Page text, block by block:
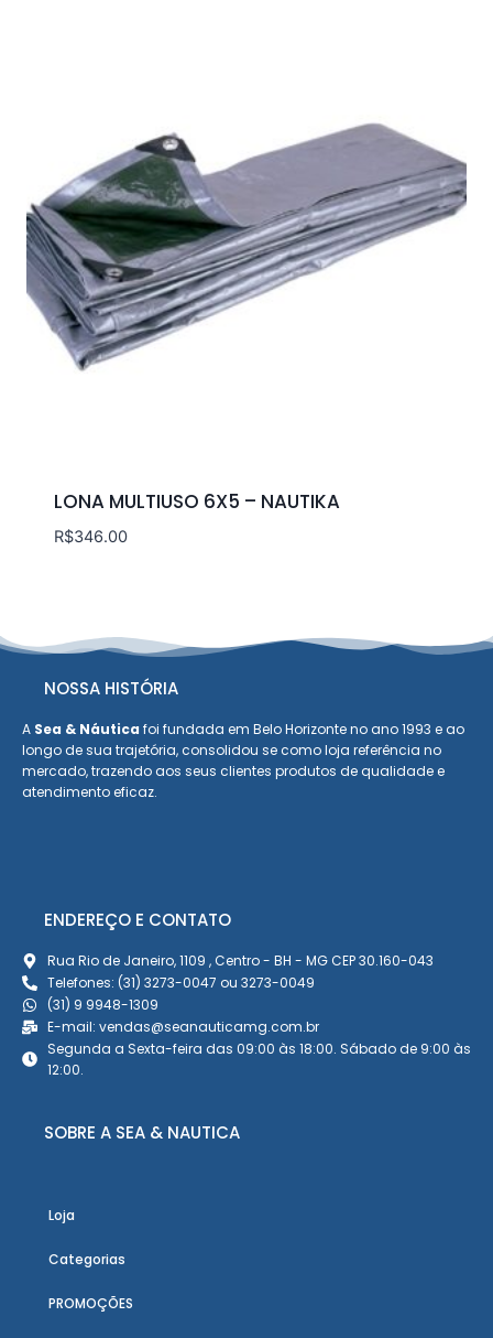
LONA MULTIUSO 6X5 – NAUTIKA
R$346.00
NOSSA HISTÓRIA
A Sea & Náutica foi fundada em Belo Horizonte no ano 1993 e ao
longo de sua trajetória, consolidou se como loja referência no
mercado, trazendo aos seus clientes produtos de qualidade e
atendimento eficaz.
ENDEREÇO E CONTATO
Rua Rio de Janeiro, 1109 , Centro - BH - MG CEP 30.160-043
Telefones: (31) 3273-0047 ou 3273-0049
(31) 9 9948-1309
E-mail: vendas@seanauticamg.com.br
Segunda a Sexta-feira das 09:00 às 18:00. Sábado de 9:00 às
12:00.
SOBRE A SEA & NAUTICA
Loja
Categorias
PROMOÇÕES